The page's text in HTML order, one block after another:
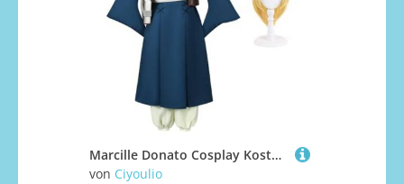
Marcille Donato Cosplay Kostüm Umhang Kleid Komplettes Set Damen Outfits Anime Cosplay Dress Up Anzug Rollenspiel Uniform Party Karneval Bühnenaufführung Halloween Kostüm
von Ciyoulio